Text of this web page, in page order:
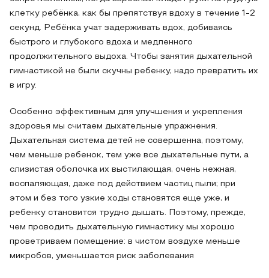
клетку ребёнка, как бы препятствуя вдоху в течение 1-2
секунд. Ребёнка учат задерживать вдох, добиваясь
быстрого и глубокого вдоха и медленного
продолжительного выдоха. Чтобы занятия дыхательной
гимнастикой не были скучны ребенку, надо превратить их
в игру.
Особенно эффективным для улучшения и укрепления
здоровья мы считаем дыхательные упражнения.
Дыхательная система детей не совершенна, поэтому,
чем меньше ребенок, тем уже все дыхательные пути, а
слизистая оболочка их выстилающая, очень нежная,
воспаляющая, даже под действием частиц пыли; при
этом и без того узкие ходы становятся еще уже, и
ребенку становится трудно дышать. Поэтому, прежде,
чем проводить дыхательную гимнастику мы хорошо
проветриваем помещение: в чистом воздухе меньше
микробов, уменьшается риск заболевания